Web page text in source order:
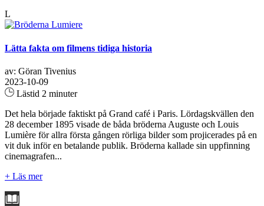
L
Lätta fakta om filmens tidiga historia
av: Göran Tivenius
2023-10-09
Lästid 2 minuter
Det hela började faktiskt på Grand café i Paris. Lördagskvällen den
28 december 1895 visade de båda bröderna Auguste och Louis
Lumière för allra första gången rörliga bilder som projicerades på en
vit duk inför en betalande publik. Bröderna kallade sin uppfinning
cinemagrafen...
+ Läs mer